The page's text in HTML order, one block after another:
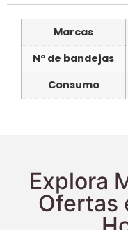
Marcas
Nº de bandejas
Consumo
Explora
Ofertas